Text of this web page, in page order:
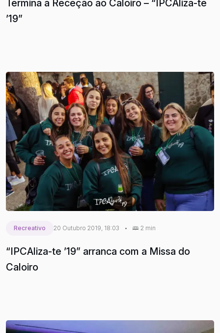
Termina a Receção ao Caloiro – “IPCAliza-te
’19”
Recreativo 20 Outubro 2019, 18:03 • 2 min
“IPCAliza-te ’19” arranca com a Missa do
Caloiro